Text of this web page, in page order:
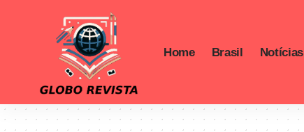
Home Brasil Notícias